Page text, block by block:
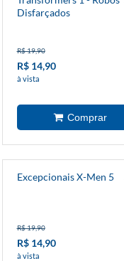
Disfarçados
R$ 19,90
R$ 14,90
à vista
Excepcionais X-Men 5
R$ 19,90
R$ 14,90
à vista